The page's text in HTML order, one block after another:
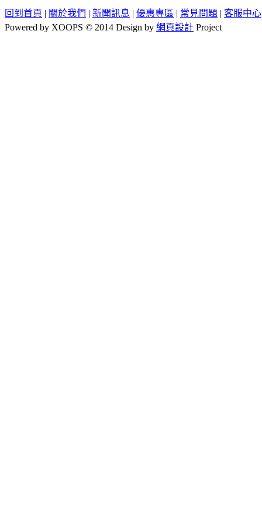
回到首頁 | 關於我們 | 新聞訊息 | 優惠專區 | 常見問題 | 客服中心
Powered by XOOPS © 2014 Design by 網頁設計 Project